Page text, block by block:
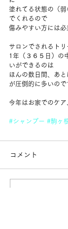
塗れてる状態の（
でくれるので
傷みやすい方には必
サロンでされるト
1年（３６５日）の
いができるのは
ほんの数日間、あ
が圧倒的に多いので
今年はお家でのケ
#シャンプー #駒ヶ
コメント